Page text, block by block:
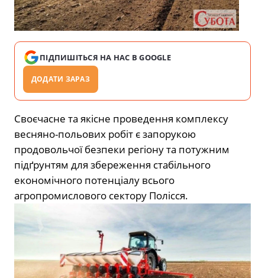
ПІДПИШІТЬСЯ НА НАС В GOOGLE
ДОДАТИ ЗАРАЗ
Своєчасне та якісне проведення комплексу
весняно-польових робіт є запорукою
продовольчої безпеки регіону та потужним
підґрунтям для збереження стабільного
економічного потенціалу всього
агропромислового сектору Полісся.